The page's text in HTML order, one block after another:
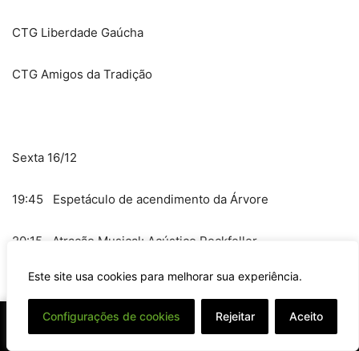
Este site usa cookies para melhorar sua experiência.
Configurações de cookies Rejeitar Aceito
CTG Liberdade Gaúcha
CTG Amigos da Tradição
Sexta 16/12
19:45 Espetáculo de acendimento da Árvore
20:15 Atração Musical: Acústico Rockfeller
21:15 Atração Musical: Coro dos Anjos